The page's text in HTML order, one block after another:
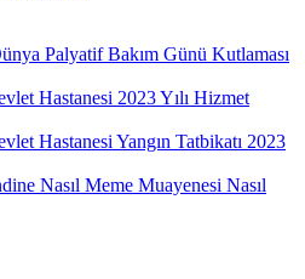
Palyatif Bakım Günü Kutlaması
Hastanesi 2023 Yılı Hizmet
Hastanesi Yangın Tatbikatı 2023
Nasıl Meme Muayenesi Nasıl